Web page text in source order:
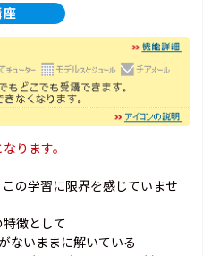
ります。
の学習に限界を感じていませ
徴として
ないままに解いている